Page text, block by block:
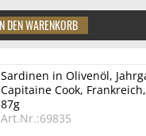
Sardinen in Olivenöl,
Capitaine Cook,
87g
Art.Nr.:69835